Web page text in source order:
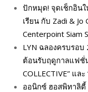
ปักหมุด! จุดเช็กอิน
เรียน กับ Zadi & Jo
Centerpoint Siam
LYN ฉลองครบรอบ
ต้อนรับฤดูกาลแฟชั่
COLLECTIVE” แล
ออนิกซ์ ฮอสพิทาลิตี้